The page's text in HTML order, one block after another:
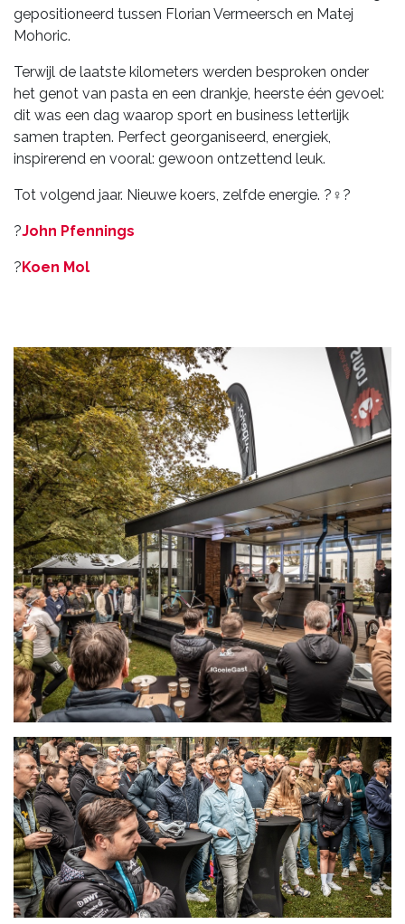
gepositioneerd tussen Florian Vermeersch en Matej
Mohoric.
Terwijl de laatste kilometers werden besproken onder
het genot van pasta en een drankje, heerste één gevoel:
dit was een dag waarop sport en business letterlijk
samen trapten. Perfect georganiseerd, energiek,
inspirerend en vooral: gewoon ontzettend leuk.
Tot volgend jaar. Nieuwe koers, zelfde energie. ?‍♀️?
?John Pfennings
?Koen Mol